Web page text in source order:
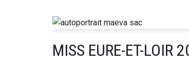
MISS EURE-ET-LOIR